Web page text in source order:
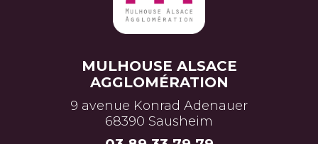
MULHOUSE ALSACE
AGGLOMÉRATION
9 avenue Konrad Adenauer
68390 Sausheim